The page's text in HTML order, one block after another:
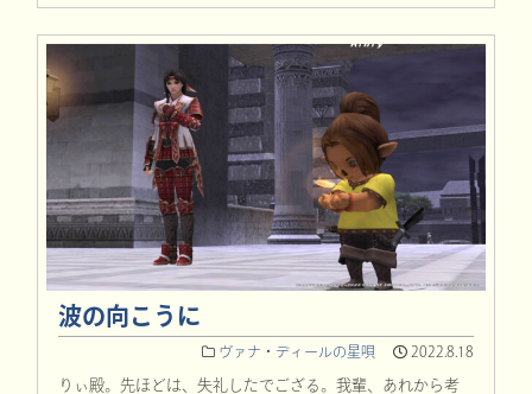
波の向こうに
ヴァナ・ディールの星唄 2022.8.18
りぃ殿。先ほどは、失礼したでござる。我輩、あれから考